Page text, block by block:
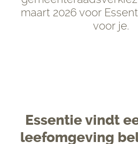
maart 2026 voor
voor je.
Essentie vindt
leefomgeving